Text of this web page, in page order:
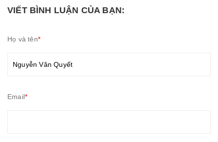
VIẾT BÌNH LUẬN CỦA BẠN:
Họ và tên*
Email*